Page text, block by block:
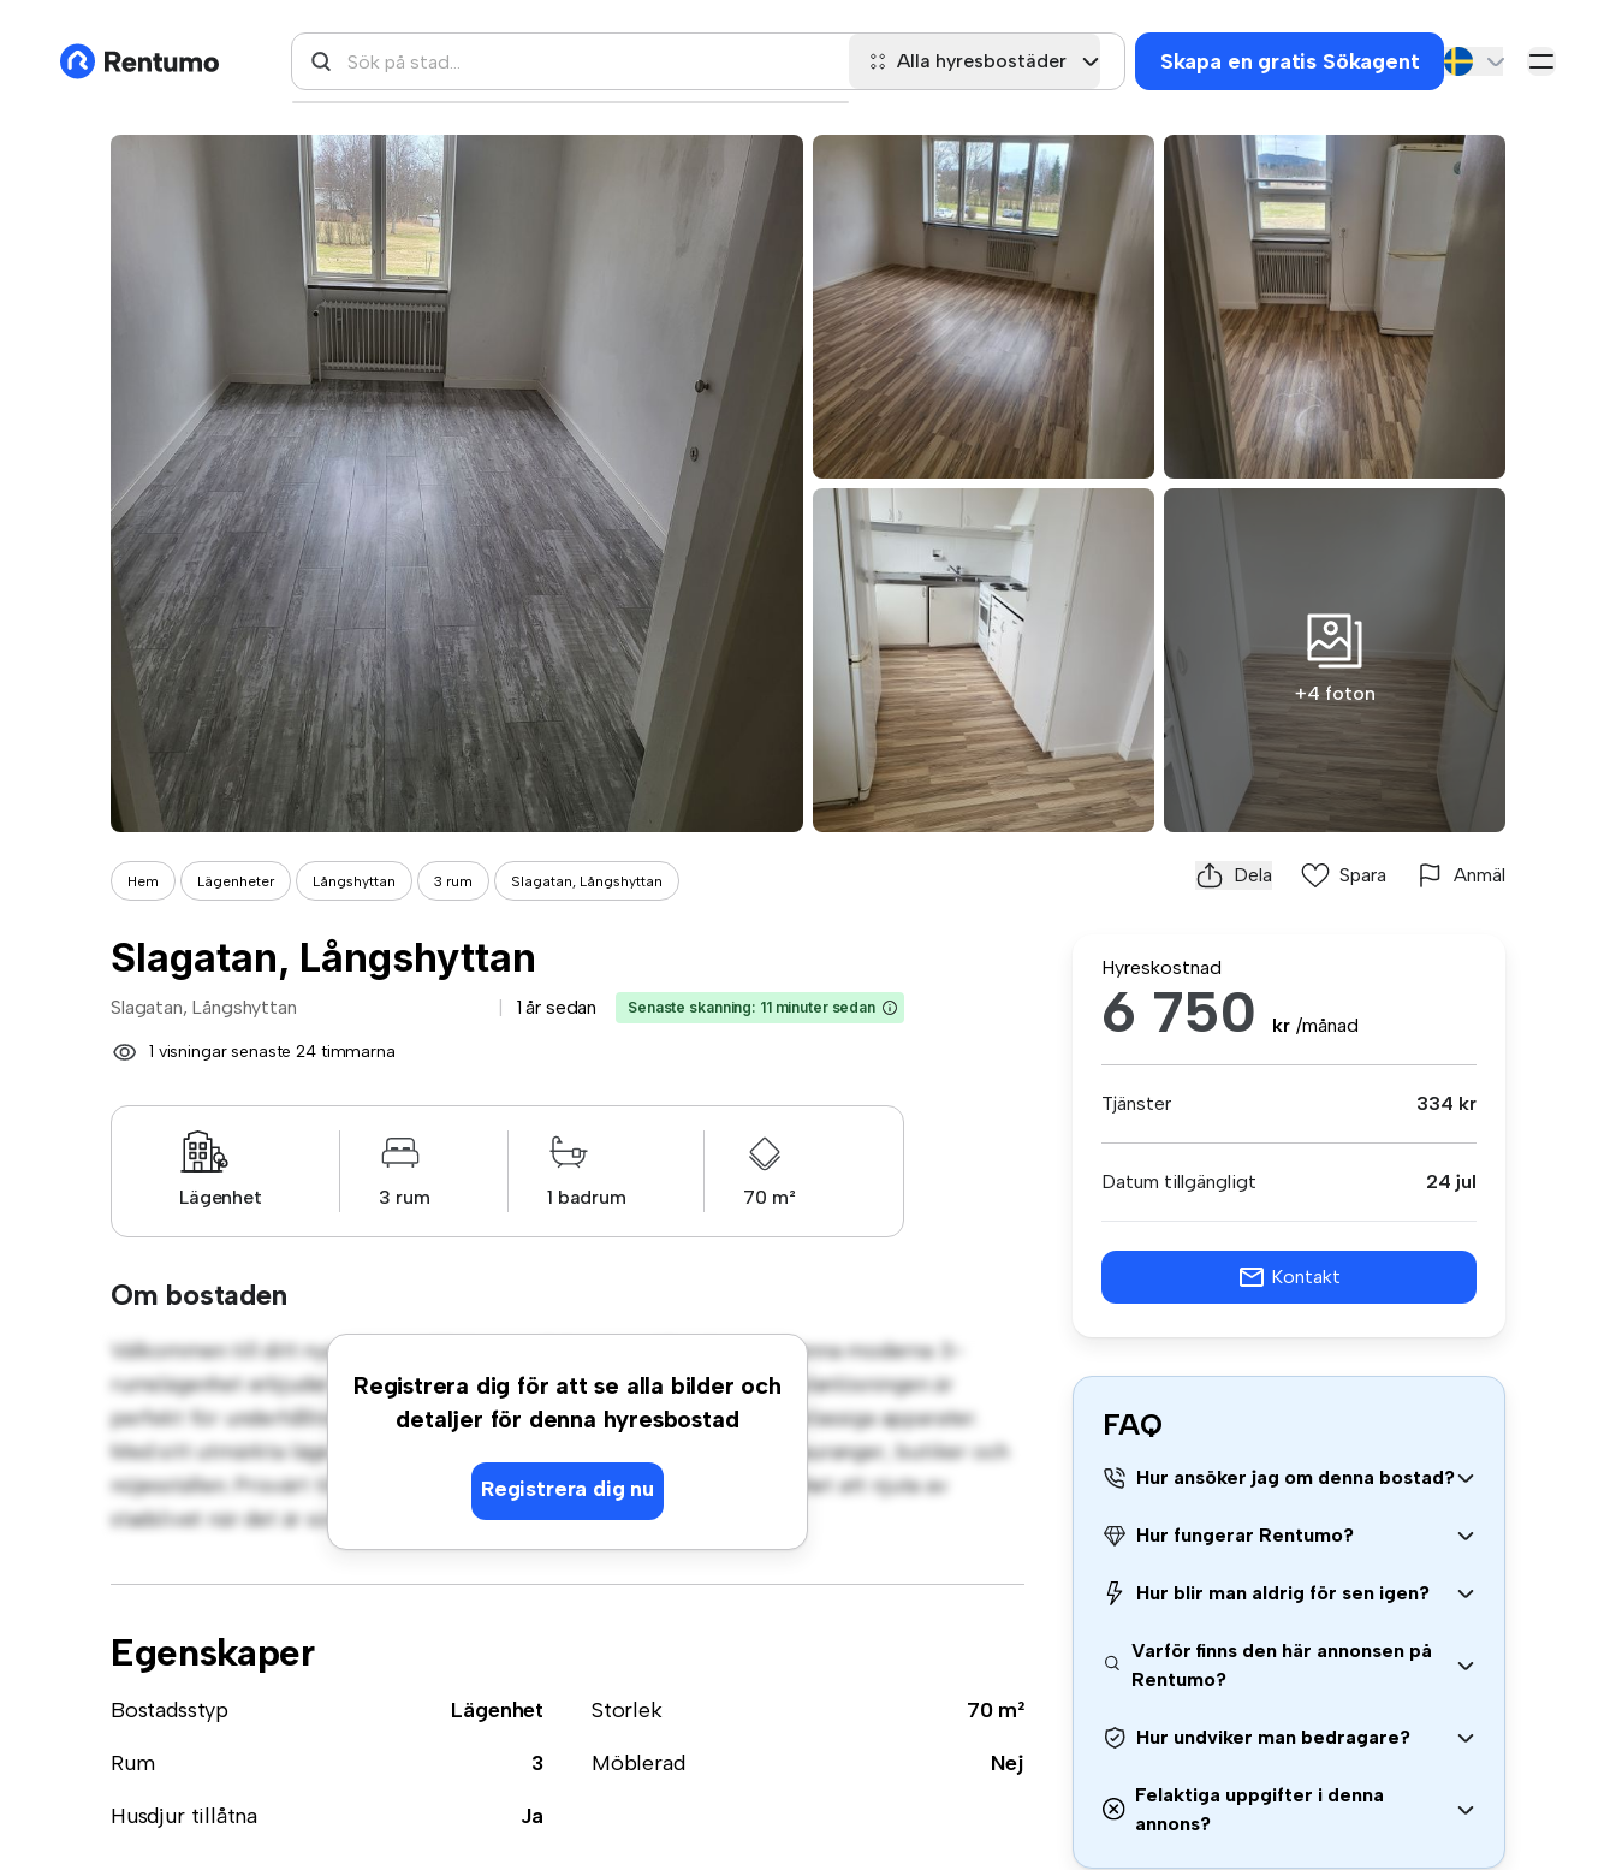
Alla hyresbostäder Skapa en gratis Sökagent
+4 foton
Hem Lägenheter Långshyttan 3 rum Slagatan, Långshyttan Dela Spara Anmäl
Slagatan, Långshyttan
Slagatan, Långshyttan 1 år sedan Senaste skanning: 11 minuter sedan
1 visningar senaste 24 timmarna
Lägenhet 3 rum 1 badrum 70 m²
Om bostaden
Registrera dig för att se alla bilder och
detaljer för denna hyresbostad
Registrera dig nu
Välkommen till ditt nya urbana tillflyktsort på Slagatan, Långshyttan! Denna moderna 3-
rumslägenhet erbjuder ett elegant och mysigt vardagsrum. Den öppna planlösningen är
perfekt för underhållning, och det eleganta köket är utrustat med förstklassiga apparater.
Med sitt utmärkta läge ligger du bara några steg från stadens bästa restauranger, butiker och
nöjesställen. Prisvärt till 6 750 kr är denna lägenhet en fantastisk möjlighet att njuta av
stadslivet när det är som bäst. Missa inte det – boka en visning idag!
Egenskaper
Bostadsstyp Lägenhet Storlek
70 m²
Rum
3 Möblerad
Nej
Husdjur tillåtna
Ja
Hyreskostnad
6 750 kr /månad
Tjänster 334 kr
Datum tillgängligt 24 jul
Kontakt
FAQ
Hur ansöker jag om denna bostad?
Hur fungerar Rentumo?
Hur blir man aldrig för sen igen?
Varför finns den här annonsen på
Rentumo?
Hur undviker man bedragare?
Felaktiga uppgifter i denna
annons?